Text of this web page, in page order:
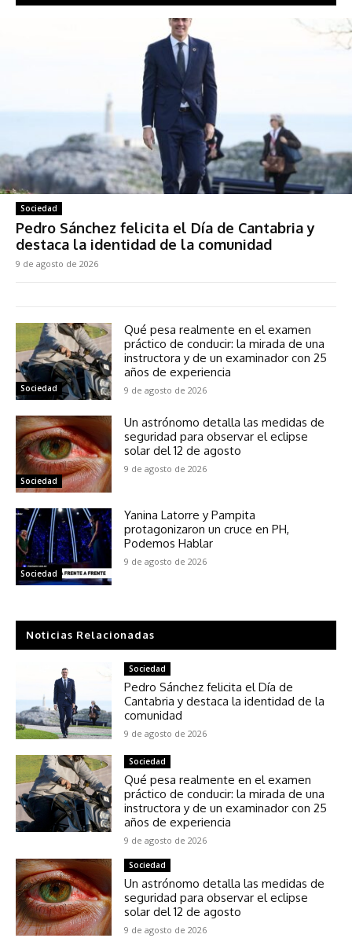
Sociedad
Pedro Sánchez felicita el Día de Cantabria y
destaca la identidad de la comunidad
9 de agosto de 2026
Sociedad
Qué pesa realmente en el examen
práctico de conducir: la mirada de una
instructora y de un examinador con 25
años de experiencia
9 de agosto de 2026
Sociedad
Un astrónomo detalla las medidas de
seguridad para observar el eclipse
solar del 12 de agosto
9 de agosto de 2026
Sociedad
Yanina Latorre y Pampita
protagonizaron un cruce en PH,
Podemos Hablar
9 de agosto de 2026
Noticias Relacionadas
Sociedad
Pedro Sánchez felicita el Día de
Cantabria y destaca la identidad de la
comunidad
9 de agosto de 2026
Sociedad
Qué pesa realmente en el examen
práctico de conducir: la mirada de una
instructora y de un examinador con 25
años de experiencia
9 de agosto de 2026
Sociedad
Un astrónomo detalla las medidas de
seguridad para observar el eclipse
solar del 12 de agosto
9 de agosto de 2026